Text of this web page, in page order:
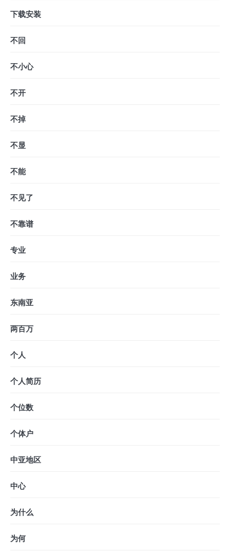
下载安装
不回
不小心
不开
不掉
不显
不能
不见了
不靠谱
专业
业务
东南亚
两百万
个人
个人简历
个位数
个体户
中亚地区
中心
为什么
为何